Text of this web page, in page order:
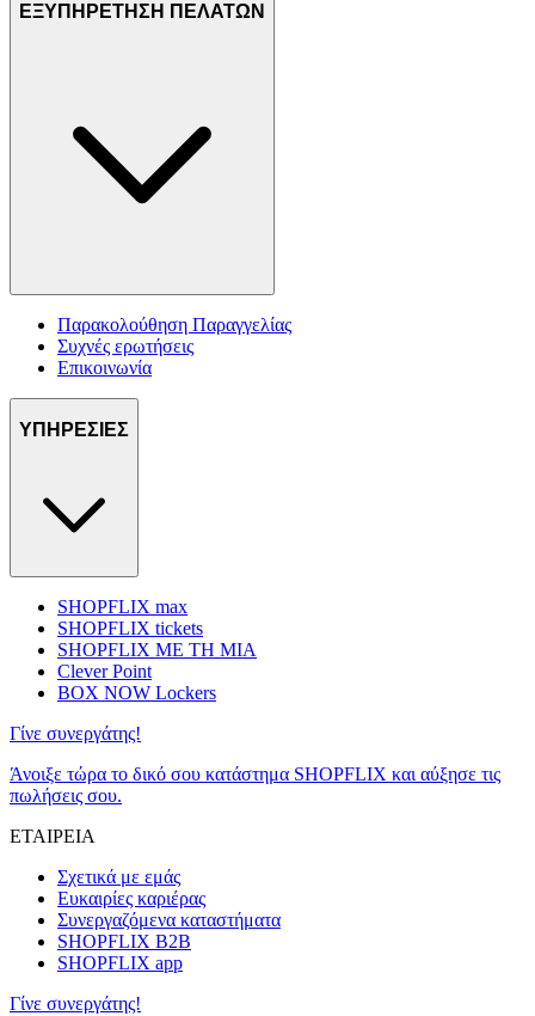
ΕΞΥΠΗΡΕΤΗΣΗ ΠΕΛΑΤΩΝ
Παρακολούθηση Παραγγελίας
Συχνές ερωτήσεις
Επικοινωνία
ΥΠΗΡΕΣΙΕΣ
SHOPFLIX max
SHOPFLIX tickets
SHOPFLIX ΜΕ ΤΗ ΜΙΑ
Clever Point
BOX NOW Lockers
Γίνε συνεργάτης!
Άνοιξε τώρα το δικό σου κατάστημα SHOPFLIX και αύξησε τις
πωλήσεις σου.
ΕΤΑΙΡΕΙΑ
Σχετικά με εμάς
Ευκαιρίες καριέρας
Συνεργαζόμενα καταστήματα
SHOPFLIX B2B
SHOPFLIX app
Γίνε συνεργάτης!